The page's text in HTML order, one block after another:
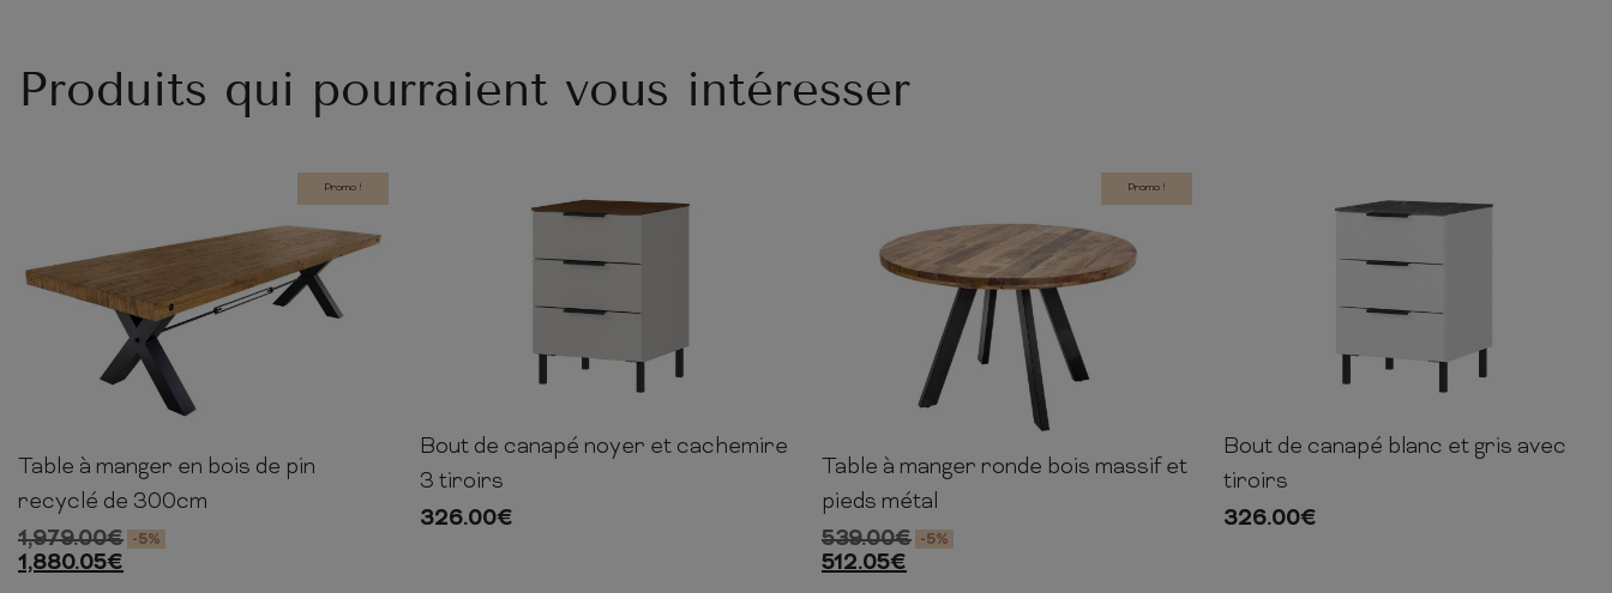
Produits qui pourraient vous intéresser
Promo !
76cm 300cm
Table à manger en bois de pin
recyclé de 300cm
1,979.00€ -5%
1,880.05€
60cm 41cm 40cm
Bout de canapé noyer et cachemire
3 tiroirs
326.00€
Promo !
76cm 120cm 120cm
Table à manger ronde bois massif et
pieds métal
539.00€ -5%
512.05€
60cm 41cm 40cm
Bout de canapé blanc et gris avec
tiroirs
326.00€